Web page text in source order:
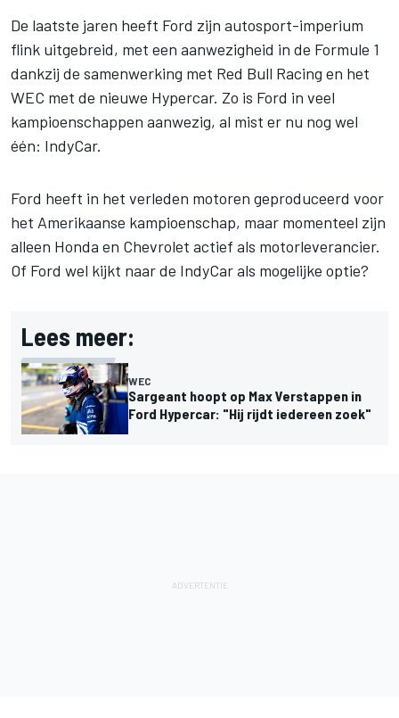
De laatste jaren heeft Ford zijn autosport-imperium
flink uitgebreid, met een aanwezigheid in de Formule 1
dankzij de samenwerking met Red Bull Racing en het
WEC met de nieuwe Hypercar. Zo is Ford in veel
kampioenschappen aanwezig, al mist er nu nog wel
één: IndyCar.
Ford heeft in het verleden motoren geproduceerd voor
het Amerikaanse kampioenschap, maar momenteel zijn
alleen Honda en Chevrolet actief als motorleverancier.
Of Ford wel kijkt naar de IndyCar als mogelijke optie?
Lees meer:
WEC
Sargeant hoopt op Max Verstappen in
Ford Hypercar: "Hij rijdt iedereen zoek"